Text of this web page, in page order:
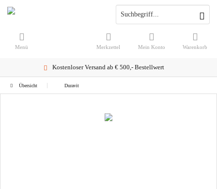
Kostenloser Versand ab € 500,- Bestellwert
Warenkorb
Merkzettel Mein Konto
Menü
Übersicht Duravit